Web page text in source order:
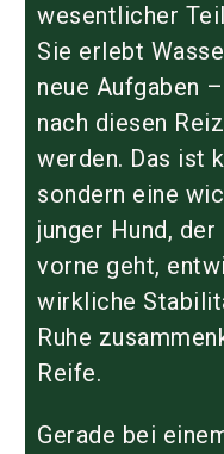
wesentlicher
Sie erlebt
neue Aufgaben
nach diesen
werden. Das ist
sondern eine
junger Hund,
vorne geht,
wirkliche
Ruhe
Reife.
Gerade bei